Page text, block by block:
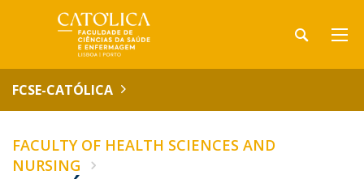
FCSE-CATÓLICA
FACULTY OF HEALTH SCIENCES AND
NURSING